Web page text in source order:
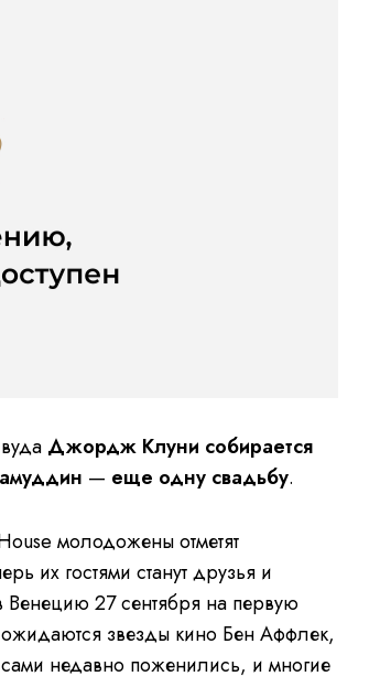
Джордж Клуни собирается
— еще одну свадьбу.
молодожены отметят
их гостями станут друзья и
Венецию 27 сентября на первую
звезды кино Бен Аффлек,
недавно поженились, и многие